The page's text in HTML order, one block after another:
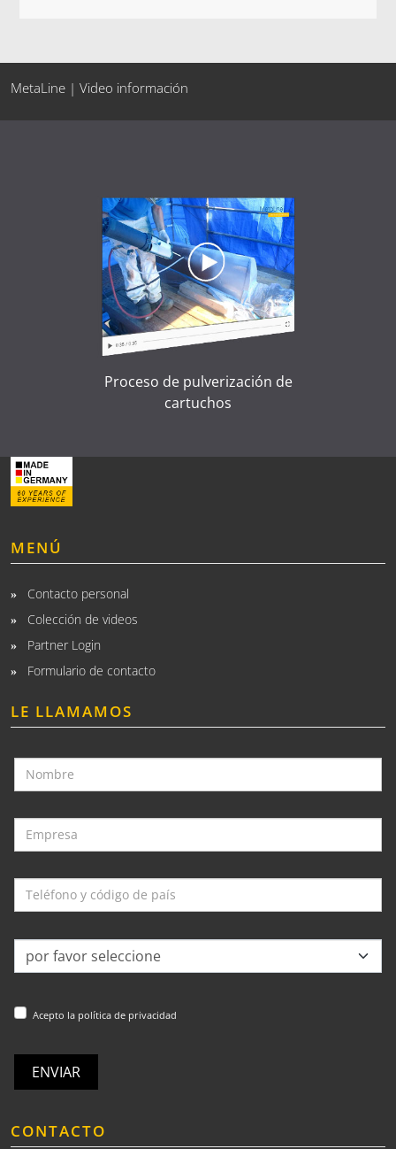
MetaLine | Video información
Proceso de pulverización de
cartuchos
MENÚ
Contacto personal
Colección de videos
Partner Login
Formulario de contacto
LE LLAMAMOS
Acepto la política de privacidad
ENVIAR
CONTACTO